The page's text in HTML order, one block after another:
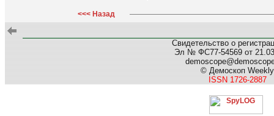
<<< Назад
Свидетельство о
Эл № ФС77-54569 от
© Демоскоп Weekly
ISSN 1726-2887